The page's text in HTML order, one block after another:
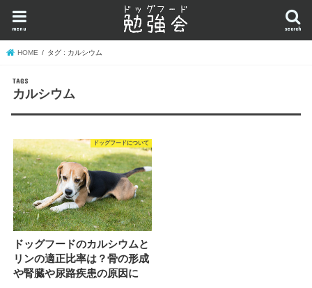
search
menu
HOME タグ : カルシウム
カルシウム
ドッグフードについて
ドッグフードのカルシウムと
リンの適正比率は？骨の形成
や腎臓や尿路疾患の原因に